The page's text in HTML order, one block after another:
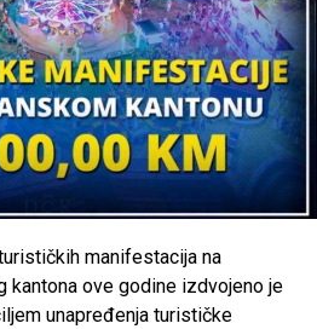
manifestacija na
kantona ove godine izdvojeno je
unapređenja turističke